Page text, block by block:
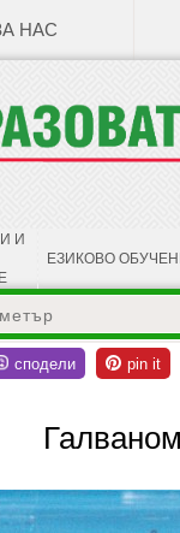
НАС
И
ЕЗИКОВО